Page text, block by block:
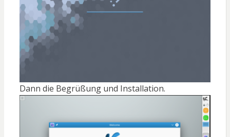
Dann die Begrüßung und Installation.